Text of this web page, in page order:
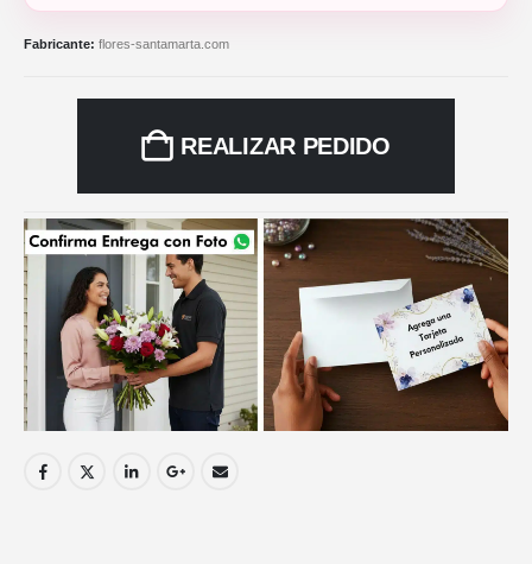
Fabricante: flores-santamarta.com
REALIZAR PEDIDO